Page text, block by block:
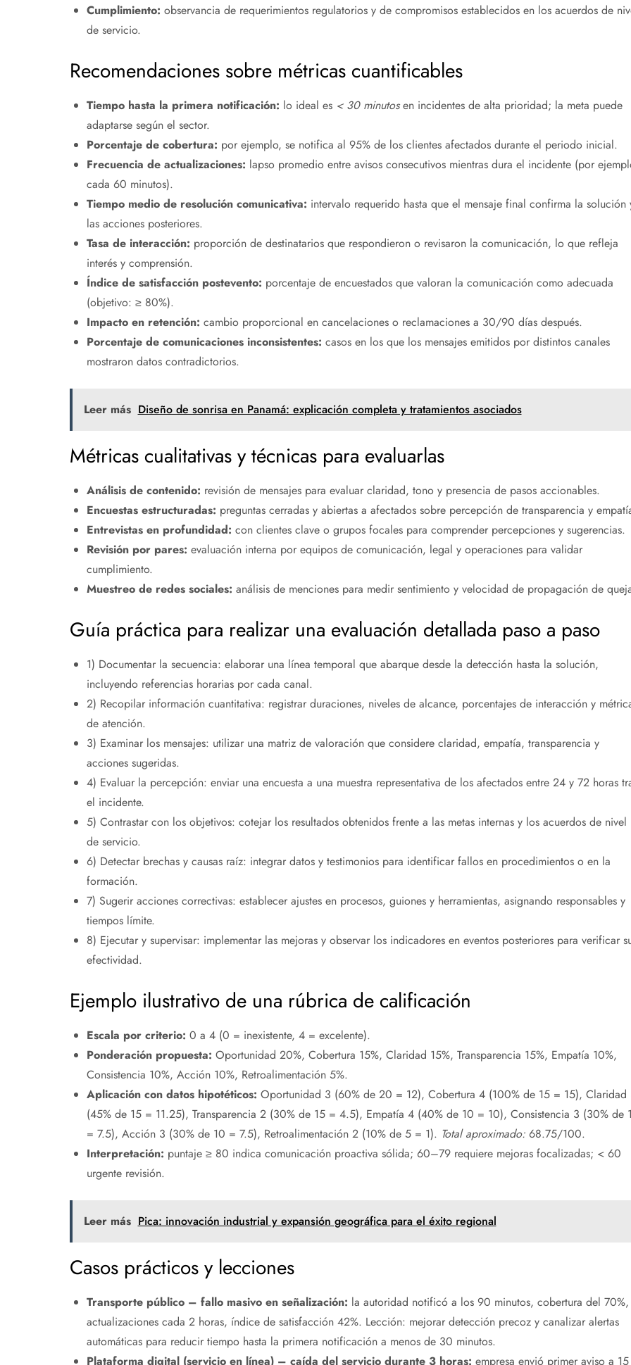
Cumplimiento: observancia de requerimientos regulatorios y de compromisos establecidos en los acuerdos de
de servicio.
Recomendaciones sobre métricas cuantificables
Tiempo hasta la primera notificación: lo ideal es < 30 minutosen incidentes de alta prioridad; la meta puede
adaptarse según el sector.
Porcentaje de cobertura: por ejemplo, se notifica al 95% de los clientes afectados durante el periodo inicial.
Frecuencia de actualizaciones: lapso promedio entre avisos consecutivos mientras dura el incidente (por
cada 60 minutos).
Tiempo medio de resolución comunicativa: intervalo requerido hasta que el mensaje final confirma la solución
las acciones posteriores.
Tasa de interacción: proporción de destinatarios que respondieron o revisaron la comunicación, lo que refleja
interés y comprensión.
Índice de satisfacción postevento: porcentaje de encuestados que valoran la comunicación como adecuada
(objetivo: ≥ 80%).
Impacto en retención: cambio proporcional en cancelaciones o reclamaciones a 30/90 días después.
Porcentaje de comunicaciones inconsistentes: casos en los que los mensajes emitidos por distintos canales
mostraron datos contradictorios.
Leer más Diseño de sonrisa en Panamá: explicación completa y tratamientos asociados
Métricas cualitativas y técnicas para evaluarlas
Análisis de contenido: revisión de mensajes para evaluar claridad, tono y presencia de pasos accionables.
Encuestas estructuradas: preguntas cerradas y abiertas a afectados sobre percepción de transparencia y
Entrevistas en profundidad: con clientes clave o grupos focales para comprender percepciones y sugerencias.
Revisión por pares: evaluación interna por equipos de comunicación, legal y operaciones para validar
cumplimiento.
Muestreo de redes sociales: análisis de menciones para medir sentimiento y velocidad de propagación de
Guía práctica para realizar una evaluación detallada paso a paso
1) Documentar la secuencia: elaborar una línea temporal que abarque desde la detección hasta la solución,
incluyendo referencias horarias por cada canal.
2) Recopilar información cuantitativa: registrar duraciones, niveles de alcance, porcentajes de interacción y
de atención.
3) Examinar los mensajes: utilizar una matriz de valoración que considere claridad, empatía, transparencia y
acciones sugeridas.
4) Evaluar la percepción: enviar una encuesta a una muestra representativa de los afectados entre 24 y 72 horas
el incidente.
5) Contrastar con los objetivos: cotejar los resultados obtenidos frente a las metas internas y los acuerdos de nivel
de servicio.
6) Detectar brechas y causas raíz: integrar datos y testimonios para identificar fallos en procedimientos o en la
formación.
7) Sugerir acciones correctivas: establecer ajustes en procesos, guiones y herramientas, asignando responsables y
tiempos límite.
8) Ejecutar y supervisar: implementar las mejoras y observar los indicadores en eventos posteriores para verificar
efectividad.
Ejemplo ilustrativo de una rúbrica de calificación
Escala por criterio: 0 a 4 (0 = inexistente, 4 = excelente).
Ponderación propuesta: Oportunidad 20%, Cobertura 15%, Claridad 15%, Transparencia 15%, Empatía 10%,
Consistencia 10%, Acción 10%, Retroalimentación 5%.
Aplicación con datos hipotéticos: Oportunidad 3 (60% de 20 = 12), Cobertura 4 (100% de 15 = 15), Claridad
(45% de 15 = 11.25), Transparencia 2 (30% de 15 = 4.5), Empatía 4 (40% de 10 = 10), Consistencia 3 (30% de
= 7.5), Acción 3 (30% de 10 = 7.5), Retroalimentación 2 (10% de 5 = 1). Total aproximado:68.75/100.
Interpretación: puntaje ≥ 80 indica comunicación proactiva sólida; 60–79 requiere mejoras focalizadas; < 60
urgente revisión.
Leer más Pica: innovación industrial y expansión geográfica para el éxito regional
Casos prácticos y lecciones
Transporte público – fallo masivo en señalización: la autoridad notificó a los 90 minutos, cobertura del 70%,
actualizaciones cada 2 horas, índice de satisfacción 42%. Lección: mejorar detección precoz y canalizar alertas
automáticas para reducir tiempo hasta la primera notificación a menos de 30 minutos.
Plataforma digital (servicio en línea) – caída del servicio durante 3 horas: empresa envió primer aviso a 15